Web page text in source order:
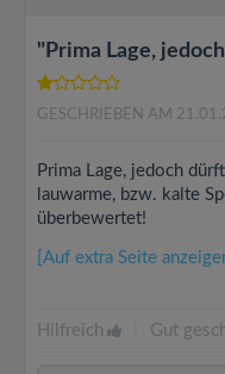
"Prima Lage,
GESCHRIEBEN AM
Prima Lage, jedoch
lauwarme, bzw. kalte
überbewertet!
[Auf extra Seite
Hilfreich Gut